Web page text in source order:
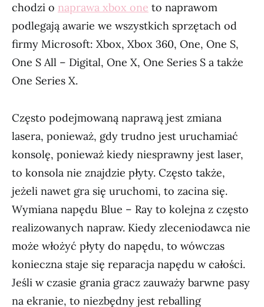
chodzi o naprawa xbox one to naprawom
podlegają awarie we wszystkich sprzętach od
firmy Microsoft: Xbox, Xbox 360, One, One S,
One S All – Digital, One X, One Series S a także
One Series X.
Często podejmowaną naprawą jest zmiana
lasera, ponieważ, gdy trudno jest uruchamiać
konsolę, ponieważ kiedy niesprawny jest laser,
to konsola nie znajdzie płyty. Często także,
jeżeli nawet gra się uruchomi, to zacina się.
Wymiana napędu Blue – Ray to kolejna z często
realizowanych napraw. Kiedy zleceniodawca nie
może włożyć płyty do napędu, to wówczas
konieczna staje się reparacja napędu w całości.
Jeśli w czasie grania gracz zauważy barwne pasy
na ekranie, to niezbędny jest reballing